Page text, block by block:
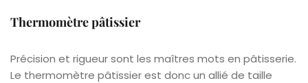
Thermomètre pâtissier
Précision et rigueur sont les maîtres mots en pâtisserie.
Le thermomètre pâtissier est donc un allié de taille